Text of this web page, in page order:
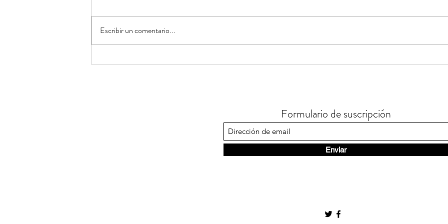
T-Mec: Nada para Nadie
Integran rutas del transporte
Escribir un comentario...
Formulario de suscripción
Enviar